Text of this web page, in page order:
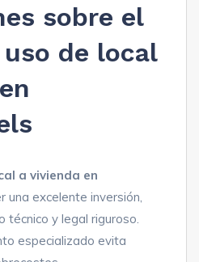
sobre el
de local
a vivienda en
una excelente inversión,
técnico y legal riguroso.
especializado evita